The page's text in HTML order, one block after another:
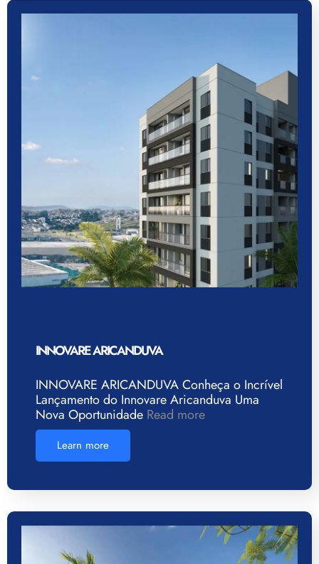
INNOVARE ARICANDUVA
INNOVARE ARICANDUVA Conheça o Incrível
Lançamento do Innovare Aricanduva Uma
Nova Oportunidade Read more
Learn more